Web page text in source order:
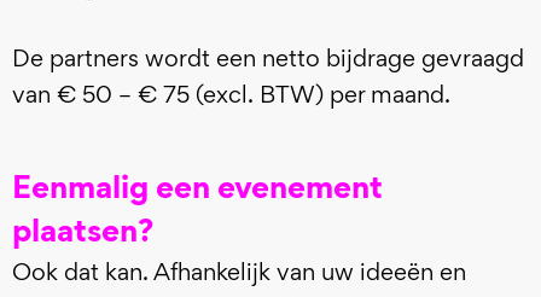
De partners wordt een netto bijdrage gevraagd
van € 50 – € 75 (excl. BTW) per maand.
Eenmalig een evenement
plaatsen?
Ook dat kan. Afhankelijk van uw ideeën en